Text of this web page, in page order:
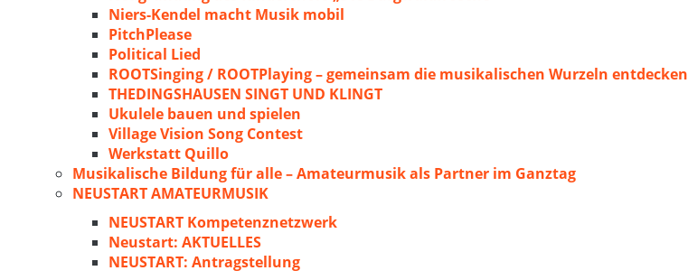
Niers-Kendel macht Musik mobil
PitchPlease
Political Lied
ROOTSinging / ROOTPlaying – gemeinsam die musikalischen Wurzeln entdecken
THEDINGSHAUSEN SINGT UND KLINGT
Ukulele bauen und spielen
Village Vision Song Contest
Werkstatt Quillo
Musikalische Bildung für alle – Amateurmusik als Partner im Ganztag
NEUSTART AMATEURMUSIK
NEUSTART Kompetenznetzwerk
Neustart: AKTUELLES
NEUSTART: Antragstellung